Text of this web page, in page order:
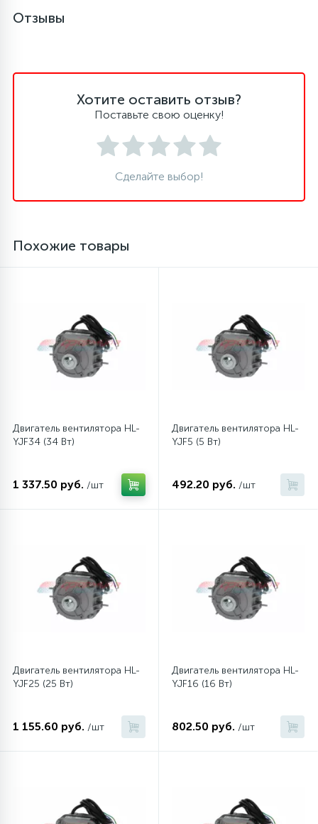
5
Стекла люка
Суппорты (ступицы)
Улитки помп
Шкивы барабана
Щетки двигателя
20
Отзывы
Хотите оставить отзыв?
Поставьте свою оценку!
Сделайте выбор!
Похожие товары
Двигатель вентилятора HL-
YJF34 (34 Вт)
1 337.50 руб. /шт
Двигатель вентилятора HL-
YJF5 (5 Вт)
492.20 руб. /шт
Двигатель вентилятора HL-
YJF25 (25 Вт)
1 155.60 руб. /шт
Двигатель вентилятора HL-
YJF16 (16 Вт)
802.50 руб. /шт